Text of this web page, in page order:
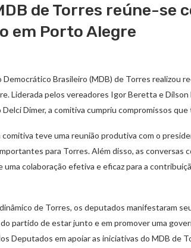
de Torres reúne-se
em Porto Alegre
Democrático Brasileiro (MDB) de Torres realizou
Liderada pelos vereadores Igor Beretta e
Dimer, a comitiva cumpriu compromissos
comitiva teve uma reunião produtiva com o
para Torres. Além disso, as conversas
uma colaboração efetiva e eficaz para a
de Torres, os deputados manifestaram
partido de estar junto e em promover uma
Deputados em apoiar as iniciativas do MDB de